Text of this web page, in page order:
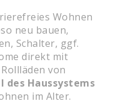
Wohnen
neu bauen,
Schalter, ggf.
direkt mit
von
Haussystems
im Alter.